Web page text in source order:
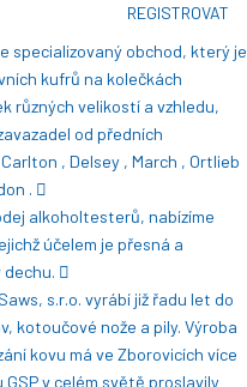
REGISTROVAT
specializovaný obchod, který je
kufrů na kolečkách
různých velikostí a vzhledu,
od předních
, Delsey , March , Ortlieb
.
alkoholtesterů, nabízíme
účelem je přesná a
s.r.o. vyrábí již řadu let do
kotoučové nože a pily. Výroba
kovu má ve Zborovicích více
v celém světě proslavily